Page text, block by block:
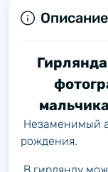
Описание
Незаменимый
рождения.